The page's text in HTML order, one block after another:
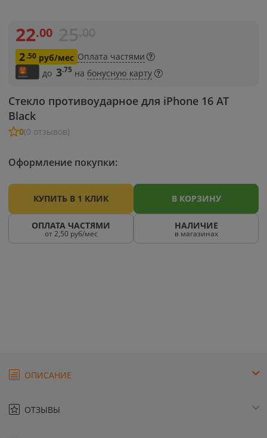
Стекло противоударное для iPhone 16 AT
Black
0(0 отзывов)
22.00
2.50 руб/мес Оплата частями
до 3.75 на бонусную карту
Оформление покупки:
КУПИТЬ В 1 КЛИК В КОРЗИНУ
ОПЛАТА ЧАСТЯМИ
от 2,50 руб/мес
НАЛИЧИЕ
в магазинах
ОПИСАНИЕ
ОТЗЫВЫ